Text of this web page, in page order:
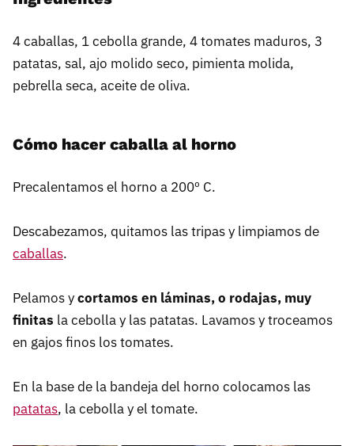
4 caballas, 1 cebolla grande, 4 tomates maduros, 3
patatas, sal, ajo molido seco, pimienta molida,
pebrella seca, aceite de oliva.
Cómo hacer caballa al horno
Precalentamos el horno a 200º C.
Descabezamos, quitamos las tripas y limpiamos de
caballas.
Pelamos ycortamos en láminas, o rodajas, muy
finitas la cebolla y las patatas. Lavamos y troceamos
en gajos finos los tomates.
En la base de la bandeja del horno colocamos las
patatas, la cebolla y el tomate.